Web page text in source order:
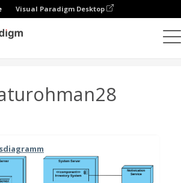
Visual Paradigm Desktop